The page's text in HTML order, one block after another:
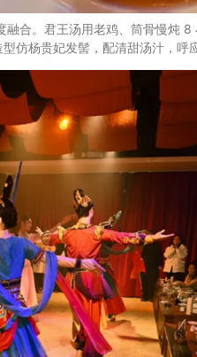
合。君王汤用老鸡、筒骨慢炖
仿杨贵妃发髻，配清甜汤汁，呼